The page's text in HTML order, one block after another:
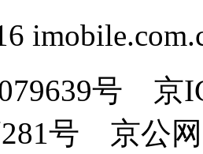
号 京
号 京公网